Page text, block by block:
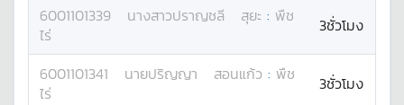
6001101339 นางสาวปราญชลี สุยะ : พืช
ไร่
3ชั่วโมง
6001101341 นายปริญญา สอนแก้ว : พืช
ไร่
3ชั่วโมง